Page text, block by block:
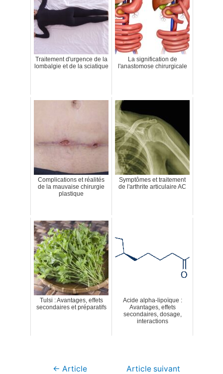
Traitement d'urgence de la
lombalgie et de la sciatique
La signification de
l'anastomose chirurgicale
Complications et réalités
de la mauvaise chirurgie
plastique
Symptômes et traitement
de l'arthrite articulaire AC
Tulsi : Avantages, effets
secondaires et préparatifs
Acide alpha-lipoïque :
Avantages, effets
secondaires, dosage,
interactions
Navigation
← Article Article suivant